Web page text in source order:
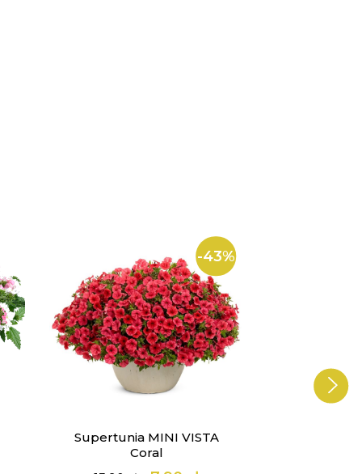
-43%
Supertunia MINI VISTA
Coral